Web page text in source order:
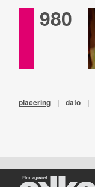
980
placering | dato |